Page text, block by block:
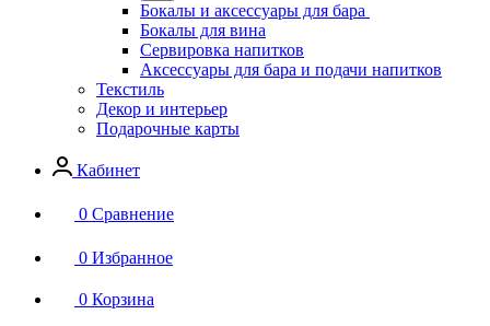
Бокалы и аксессуары для бара
Бокалы для вина
Сервировка напитков
Аксессуары для бара и подачи напитков
Текстиль
Декор и интерьер
Подарочные карты
Кабинет
0 Сравнение
0 Избранное
0 Корзина